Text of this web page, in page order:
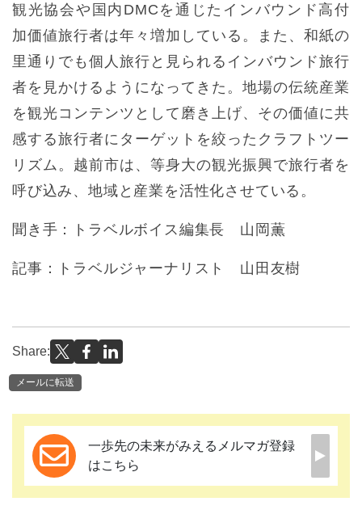
観光協会や国内DMCを通じたインバウンド高付
加価値旅行者は年々増加している。また、和紙の
里通りでも個人旅行と見られるインバウンド旅行
者を見かけるようになってきた。地場の伝統産業
を観光コンテンツとして磨き上げ、その価値に共
感する旅行者にターゲットを絞ったクラフトツー
リズム。越前市は、等身大の観光振興で旅行者を
呼び込み、地域と産業を活性化させている。
聞き手：トラベルボイス編集長 山岡薫
記事：トラベルジャーナリスト 山田友樹
Share:
メールに転送
一歩先の未来がみえるメルマガ登録
はこちら